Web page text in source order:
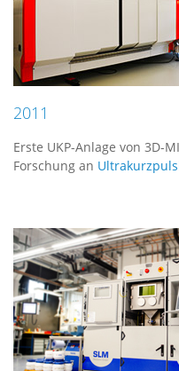
2011
Erste UKP-Anlage von 3D-
Forschung an